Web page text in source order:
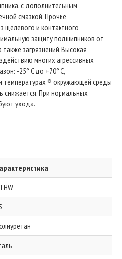
с дополнительным
смазкой. Прочие
щелевого и контактного
защиту подшипников от
загрязнений. Высокая
многих агрессивных
-25° C до +70° C,
температурах ® окружающей среды
снижается. При нормальных
ухода.